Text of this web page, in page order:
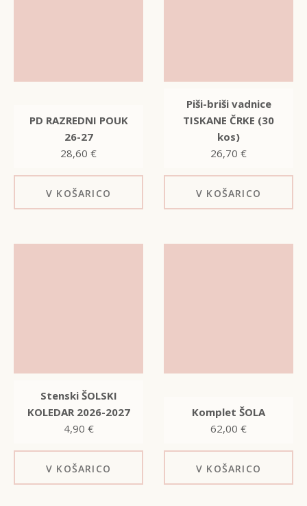
PD RAZREDNI POUK
26-27
28,60 €
V KOŠARICO
Piši-briši vadnice
TISKANE ČRKE (30
kos)
26,70 €
V KOŠARICO
Stenski ŠOLSKI
KOLEDAR 2026-2027
4,90 €
V KOŠARICO
Komplet ŠOLA
62,00 €
V KOŠARICO